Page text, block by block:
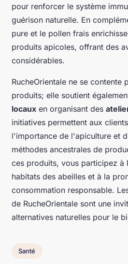
pour renforcer le système
guérison naturelle. En
pure et le pollen frais
produits apicoles, offrant des
considérables.
RucheOrientale ne se contente
produits; elle soutient
locaux en organisant des
initiatives permettent aux
l'importance de l'apiculture et
méthodes ancestrales de
ces produits, vous participez à
habitats des abeilles et à la
consommation responsable.
de RucheOrientale sont une
alternatives naturelles pour le
Santé